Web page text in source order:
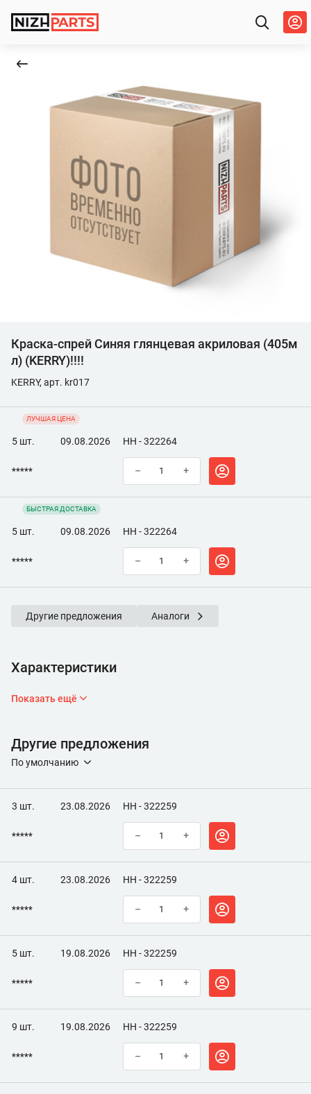
Краска-спрей Синяя глянцевая акриловая (405м
л) (KERRY)!!!!
KERRY, арт. kr017
ЛУЧШАЯ ЦЕНА
5 шт. 09.08.2026 НН - 322264
***** – +
БЫСТРАЯ ДОСТАВКА
5 шт. 09.08.2026 НН - 322264
***** – +
Другие предложения Аналоги
Характеристики
Показать ещё
Другие предложения
По умолчанию
3 шт. 23.08.2026 НН - 322259
***** – +
4 шт. 23.08.2026 НН - 322259
***** – +
5 шт. 19.08.2026 НН - 322259
***** – +
9 шт. 19.08.2026 НН - 322259
***** – +